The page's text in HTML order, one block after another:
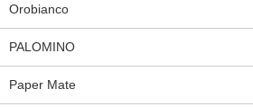
Orobianco
PALOMINO
Paper Mate